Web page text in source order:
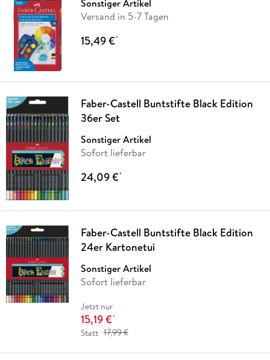
Sonstiger Artikel
Versand in 5-7 Tagen
15,49 €*
Faber-Castell Buntstifte Black Edition
36er Set
Sonstiger Artikel
Sofort lieferbar
24,09 €*
Faber-Castell Buntstifte Black Edition
24er Kartonetui
Sonstiger Artikel
Sofort lieferbar
Jetzt nur
15,19 €*
Statt 17,99 €